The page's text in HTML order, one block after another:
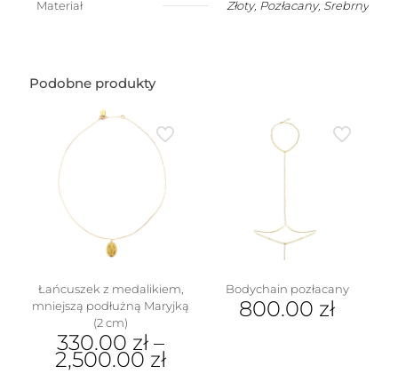
w
wzór1
Materiał Złoty, Pozłacany, Srebrny
Podobne produkty
Łańcuszek z medalikiem,
mniejszą podłużną Maryjką
(2 cm)
330.00 zł –
2,500.00 zł
Bodychain pozłacany
800.00 zł